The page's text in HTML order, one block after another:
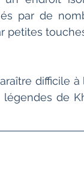
par de
petites
difficile
de